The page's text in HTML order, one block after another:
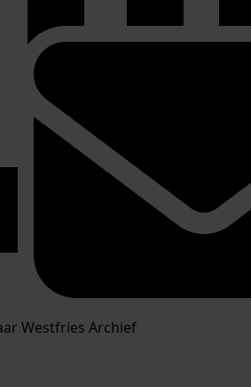
Westfries Archief